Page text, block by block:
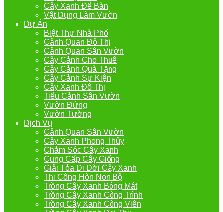
Cây Xanh Để Bàn
Vật Dụng Làm Vườn
Dự Án
Biệt Thự Nhà Phố
Cảnh Quan Đô Thị
Cảnh Quan Sân Vườn
Cây Cảnh Cho Thuê
Cây Cảnh Quà Tặng
Cây Cảnh Sự Kiện
Cây Xanh Đô Thị
Tiểu Cảnh Sân Vườn
Vườn Đứng
Vườn Tường
Dịch Vụ
Cảnh Quan Sân Vườn
Cây Xanh Phong Thủy
Chắm Sóc Cây Xanh
Cung Cấp Cây Giống
Giải Tỏa Di Dời Cây Xanh
Thi Công Hòn Non Bộ
Trồng Cây Xanh Bóng Mát
Trồng Cây Xanh Công Trình
Trồng Cây Xanh Công Viên